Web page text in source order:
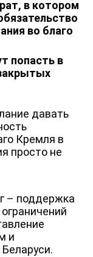
в котором
во благо
попасть в
давать
Кремля в
просто не
– поддержка
и